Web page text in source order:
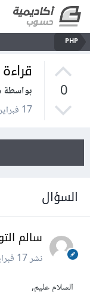
PHP
0
بواسطة
17 فبراير 2023
السؤال
سالم
نشر17 فبراير 2023
السلام عليم,